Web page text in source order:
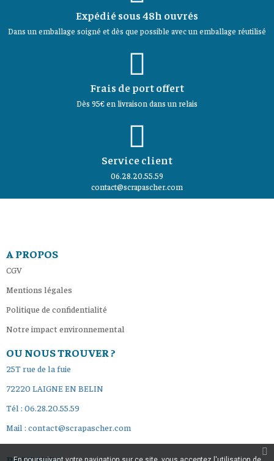
Expédié sous 48h ouvrés
Dans un emballage soigné et dès que possible avec un emballage réutilisé
Frais de port offert
Dès 95€ en livraison dans un relais
Service client
06.28.20.55.59
contact@scrapascher.com
A PROPOS
CGV
Mentions légales
Politique de confidentialité
Notre impact environnemental
OU NOUS TROUVER ?
25T rue de la fuie
72220 LAIGNE EN BELIN
Tél : 06.28.20.55.59
Mail : contact@scrapascher.com